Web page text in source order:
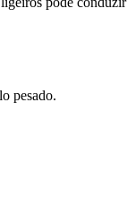
biblioteca.